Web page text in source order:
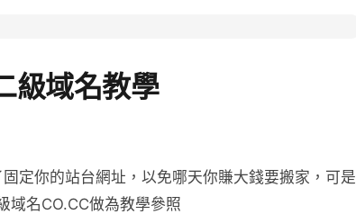
域名教學
定你的站台網址，以免哪天你賺大錢要搬家，可是
域名CO.CC做為教學參照